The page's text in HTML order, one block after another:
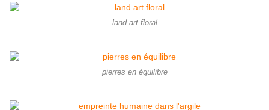
land art floral
pierres en équilibre